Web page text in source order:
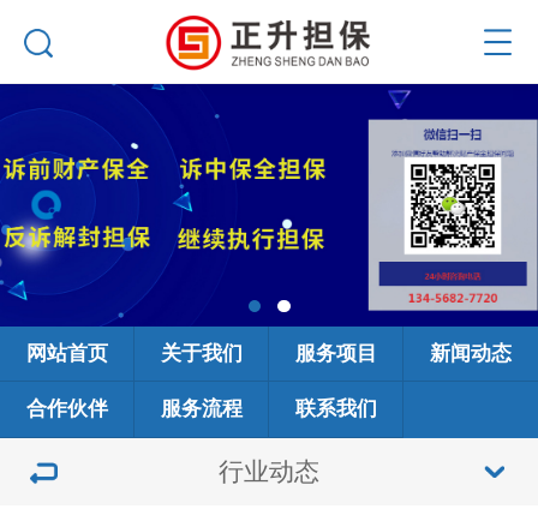
网站首页 关于我们 服务项目 新闻动态
合作伙伴 服务流程 联系我们
行业动态